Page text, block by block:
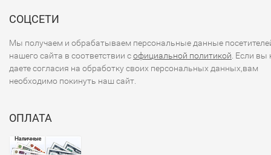
СОЦСЕТИ
Мы получаем и обрабатываем персональные данные
нашего сайта в соответствии софициальной политикой. Если вы
даете согласия на обработку своих персональных данных,вам
необходимо покинуть наш сайт.
ОПЛАТА